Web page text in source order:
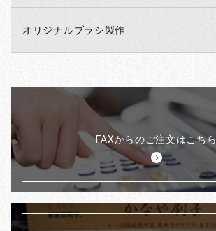
オリジナルブラシ製作
FAXからのご注文はこちら